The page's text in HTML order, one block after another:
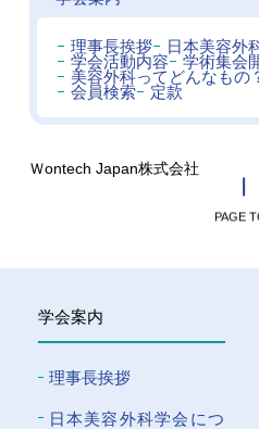
理事長挨拶 日本美容外
学会活動内容
学術集会
美容外科ってどんなもの
会員検索
定款
Ｗontech Japan株式会社
PAGE
学会案内
理事長挨拶
⽇本美容外科学会につ